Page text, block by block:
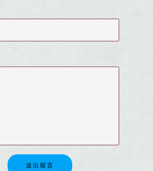
送出留言